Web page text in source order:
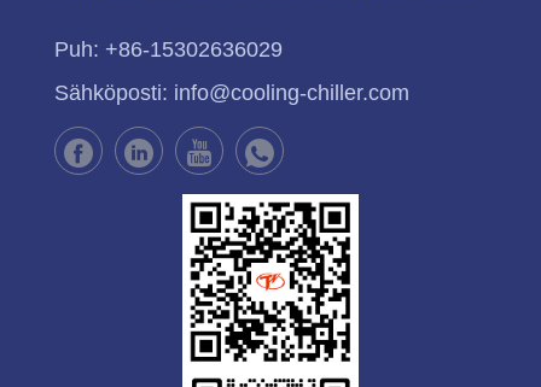
Puh: +86-15302636029
Sähköposti: info@cooling-chiller.com